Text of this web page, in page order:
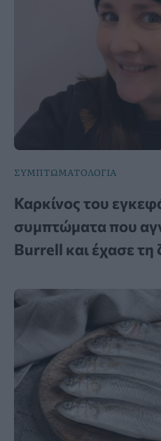
ΣΥΜΠΤΩΜΑΤΟΛΟΓΙΑ
Καρκίνος του
συμπτώματα που
Burrell και έχασε τη